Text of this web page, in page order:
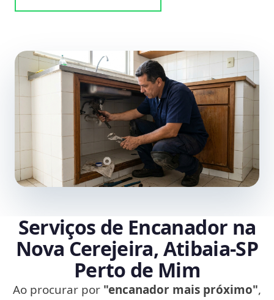
Serviços de Encanador na
Nova Cerejeira, Atibaia‑SP
Perto de Mim
Ao procurar por "encanador mais próximo",